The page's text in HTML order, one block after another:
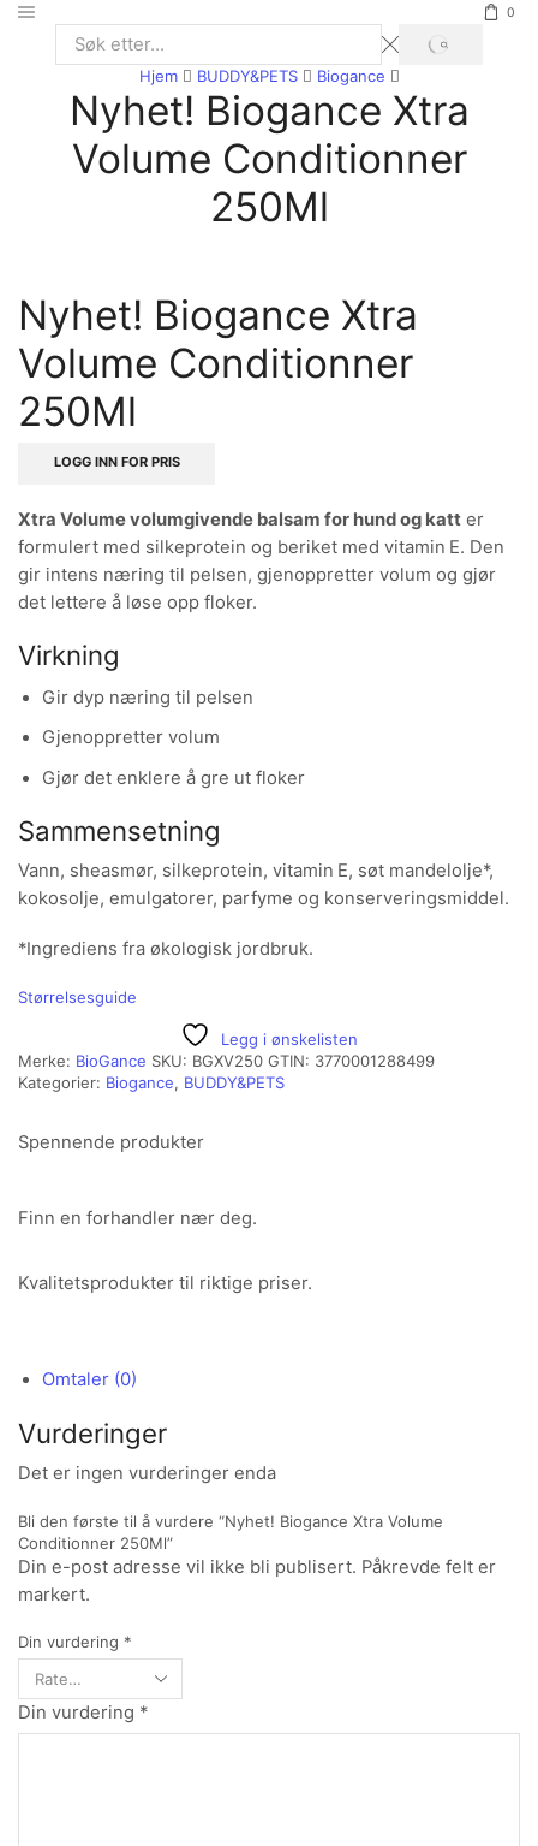
0
Search
SØK
Hjem BUDDY&PETS Biogance
Nyhet! Biogance Xtra
Volume Conditionner
250Ml
Nyhet! Biogance Xtra
Volume Conditionner
250Ml
LOGG INN FOR PRIS
Xtra Volume volumgivende balsam for hund og katt er
formulert med silkeprotein og beriket med vitamin E. Den
gir intens næring til pelsen, gjenoppretter volum og gjør
det lettere å løse opp floker.
Virkning
Gir dyp næring til pelsen
Gjenoppretter volum
Gjør det enklere å gre ut floker
Sammensetning
Vann, sheasmør, silkeprotein, vitamin E, søt mandelolje*,
kokosolje, emulgatorer, parfyme og konserveringsmiddel.
*Ingrediens fra økologisk jordbruk.
Størrelsesguide
Legg i ønskelisten
Merke: BioGance SKU: BGXV250 GTIN: 3770001288499
Kategorier: Biogance, BUDDY&PETS
Spennende produkter
Finn en forhandler nær deg.
Kvalitetsprodukter til riktige priser.
Omtaler (0)
Vurderinger
Det er ingen vurderinger enda
Bli den første til å vurdere “Nyhet! Biogance Xtra Volume
Conditionner 250Ml”
Din e-post adresse vil ikke bli publisert. Påkrevde felt er
markert.
Din vurdering *
Din vurdering *